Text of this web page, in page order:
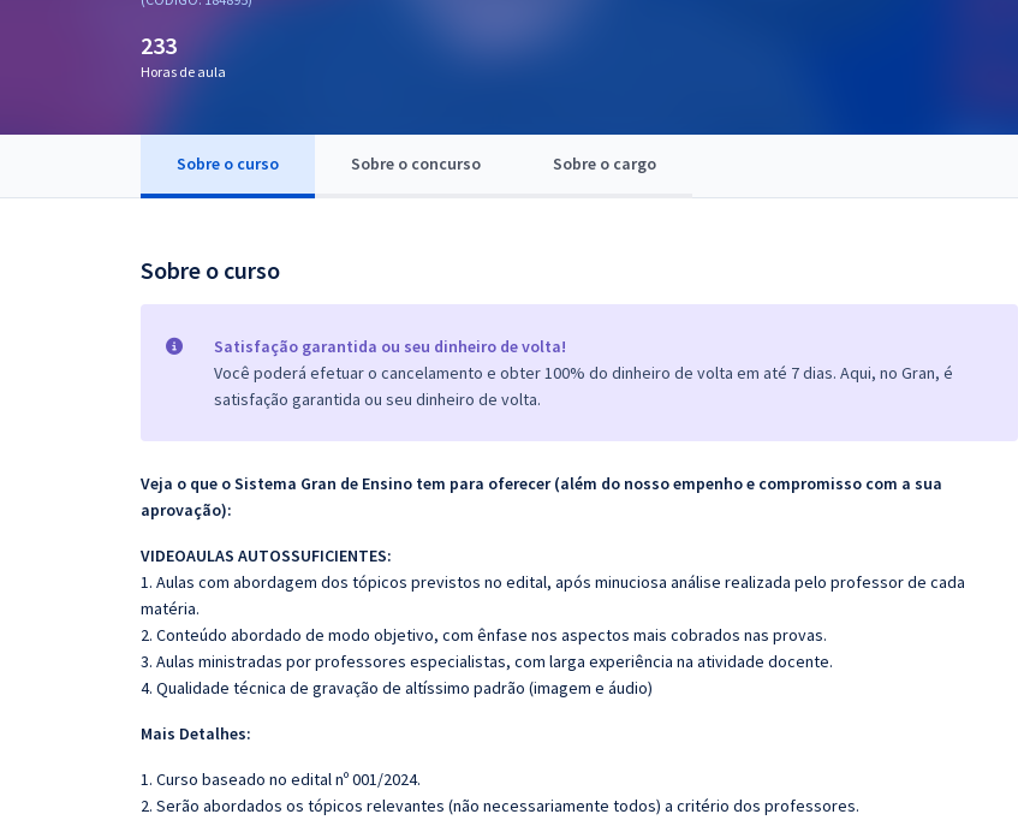
OAB
233
Horas de aula
Sobre o curso Sobre o concurso Sobre o cargo
Sobre o curso
Satisfação garantida ou seu dinheiro de volta!
Você poderá efetuar o cancelamento e obter 100% do dinheiro de volta em até 7 dias. Aqui, no Gran, é
satisfação garantida ou seu dinheiro de volta.
Veja o que o Sistema Gran de Ensino tem para oferecer (além do nosso empenho e compromisso com a sua
aprovação):
VIDEOAULAS AUTOSSUFICIENTES:
1. Aulas com abordagem dos tópicos previstos no edital, após minuciosa análise realizada pelo professor de cada
matéria.
2. Conteúdo abordado de modo objetivo, com ênfase nos aspectos mais cobrados nas provas.
3. Aulas ministradas por professores especialistas, com larga experiência na atividade docente.
4. Qualidade técnica de gravação de altíssimo padrão (imagem e áudio)
Mais Detalhes:
1. Curso baseado no edital nº 001/2024.
2. Serão abordados os tópicos relevantes (não necessariamente todos) a critério dos professores.